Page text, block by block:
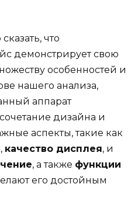
что
демонстрирует свою
особенностей и
нашего анализа,
аппарат
дизайна и
аспекты, такие как
, качество дисплея, и
, а также функции
его достойным